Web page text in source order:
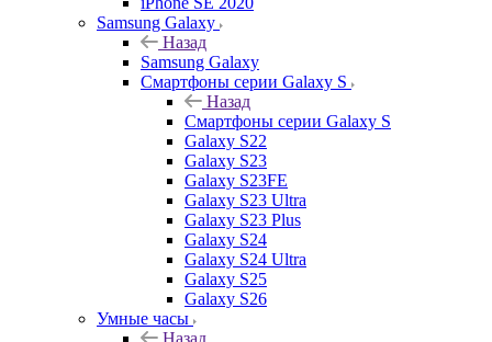
Samsung Galaxy
Назад
Samsung Galaxy
Смартфоны серии Galaxy S
Назад
Смартфоны серии Galaxy S
Galaxy S22
Galaxy S23
Galaxy S23FE
Galaxy S23 Ultra
Galaxy S23 Plus
Galaxy S24
Galaxy S24 Ultra
Galaxy S25
Galaxy S26
Умные часы
Назад